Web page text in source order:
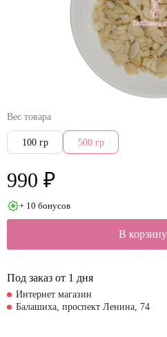
Вес товара
100 гр 500 гр
990 ₽
+ 10 бонусов
В корзину
Под заказ от 1 дня
Интернет магазин
Балашиха, проспект Ленина, 74